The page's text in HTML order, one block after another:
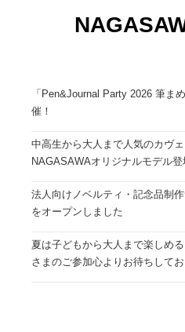
「Pen&Journal Party 2026 筆ま
催！
中高生から大人まで人気のカヴ
NAGASAWAオリジナルモデル登
法人向けノベルティ・記念品制
をオープンしました
夏は子どもから大人まで楽しめ
さまのご参加心よりお待ちして